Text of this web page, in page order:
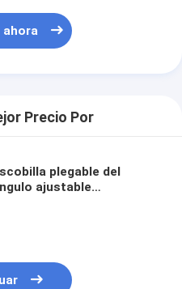
Precio Por
plegable del
ajustable